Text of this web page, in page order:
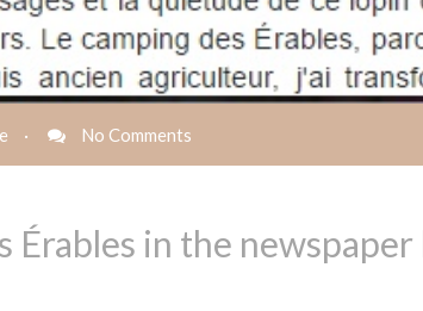
· No Comments
Érables in the